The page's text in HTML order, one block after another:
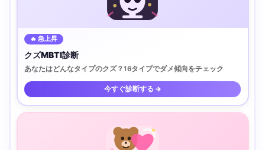
🔥 急上昇
クズMBTI診断
あなたはどんなタイプのクズ？16タイプでダメ傾向をチェック
今すぐ診断する →